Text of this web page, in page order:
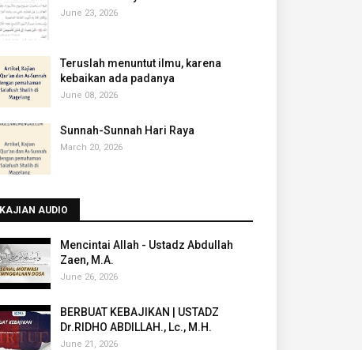
June 23, 2026
Teruslah menuntut ilmu, karena
kebaikan ada padanya
June 08, 2026
Sunnah-Sunnah Hari Raya
March 20, 2026
KAJIAN AUDIO
Mencintai Allah - Ustadz Abdullah
Zaen, M.A.
June 26, 2026
BERBUAT KEBAJIKAN | USTADZ
Dr.RIDHO ABDILLAH., Lc., M.H.
June 21, 2026